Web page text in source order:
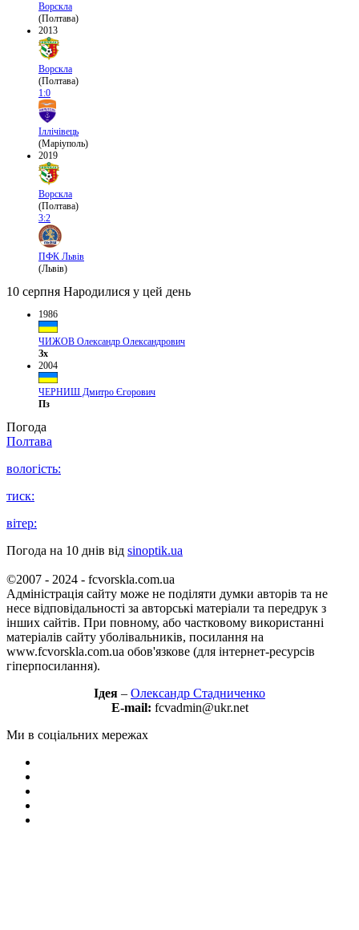
Ворскла
(Полтава)
2013
Ворскла
(Полтава)
1:0
Іллічівець
(Маріуполь)
2019
Ворскла
(Полтава)
3:2
ПФК Львів
(Львів)
10 серпня Народилися у цей день
1986
ЧИЖОВ Олександр Олександрович
Зх
2004
ЧЕРНИШ Дмитро Єгорович
Пз
Погода
Полтава
вологість:
тиск:
вітер:
Погода на 10 днів від sinoptik.ua
©2007 - 2024 - fcvorskla.com.ua
Адміністрація сайту може не поділяти думки авторів та не
несе відповідальності за авторські матеріали та передрук з
інших сайтів. При повному, або частковому використанні
матеріалів сайту уболівальників, посилання на
www.fcvorskla.com.ua обов'язкове (для інтернет-ресурсів
гіперпосилання).
Ідея – Олександр Стадниченко
E-mail: fcvadmin@ukr.net
Ми в соціальних мережах